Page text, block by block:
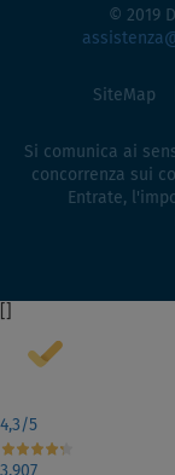
© 2019
SiteMap
Si comunica ai
concorrenza sui
Entrate,
4,3 /5